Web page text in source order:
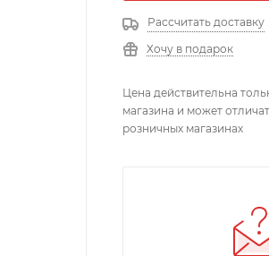
Рассчитать доставку
Хочу в подарок
Цена действительна
магазина и может
розничных магазинах